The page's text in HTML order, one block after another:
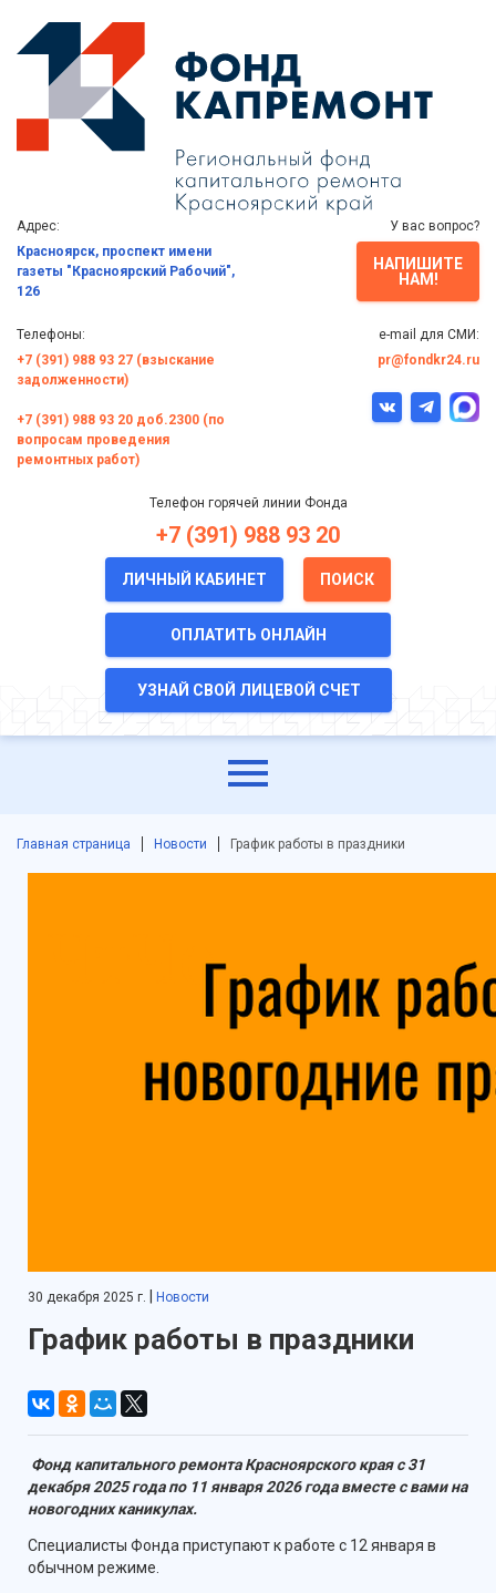
Адрес:
Красноярск, проспект имени
газеты "Красноярский Рабочий",
126
Телефоны:
+7 (391) 988 93 27 (взыскание
задолженности)
+7 (391) 988 93 20 доб.2300 (по
вопросам проведения
ремонтных работ)
У вас вопрос?
НАПИШИТЕ
НАМ!
e-mail для СМИ:
pr@fondkr24.ru
Телефон горячей линии Фонда
+7 (391) 988 93 20
ЛИЧНЫЙ КАБИНЕТ ПОИСК
ОПЛАТИТЬ ОНЛАЙН
УЗНАЙ СВОЙ ЛИЦЕВОЙ СЧЕТ
Главная страница Новости График работы в праздники
30 декабря 2025 г. Новости
График работы в праздники
Фонд капитального ремонта Красноярского края с 31
декабря 2025 года по 11 января 2026 года вместе с вами на
новогодних каникулах.
Специалисты Фонда приступают к работе с 12 января в
обычном режиме.